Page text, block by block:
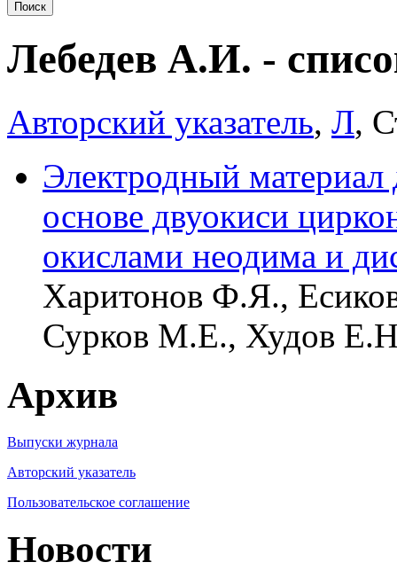
Лебедев А.И. -
Авторский указатель, Л,
Электродный
основе двуокиси
окислами неодима и
Харитонов Ф.Я.,
Сурков М.Е., Худов
Архив
Выпуски журнала
Авторский указатель
Пользовательское соглашение
Новости